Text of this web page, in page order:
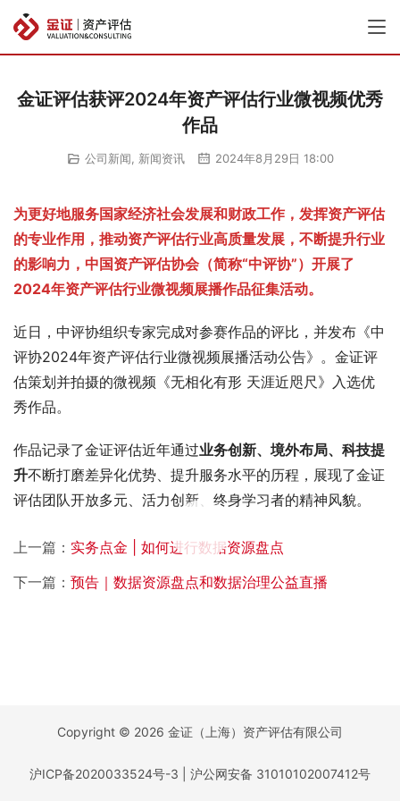
金证评估获评2024年资产评估行业微视频优秀
作品
公司新闻 新闻资讯 2024年8月29日 18:00
为更好地服务国家经济社会发展和财政工作，发挥资产评估
的专业作用，推动资产评估行业高质量发展，不断提升行业
的影响力，中国资产评估协会（简称“中评协”）开展了
2024年资产评估行业微视频展播作品征集活动。
近日，中评协组织专家完成对参赛作品的评比，并发布《中
评协2024年资产评估行业微视频展播活动公告》。金证评
估策划并拍摄的微视频《无相化有形 天涯近咫尺》入选优
秀作品。
作品记录了金证评估近年通过业务创新、境外布局、科技提
升不断打磨差异化优势、提升服务水平的历程，展现了金证
评估团队开放多元、活力创新、终身学习者的精神风貌。
00:00 / 06:56
上一篇： 实务点金 | 如何进行数据资源盘点
下一篇： 预告｜数据资源盘点和数据治理公益直播
Copyright © 2026 金证（上海）资产评估有限公司
沪ICP备2020033524号-3 沪公网安备 31010102007412号